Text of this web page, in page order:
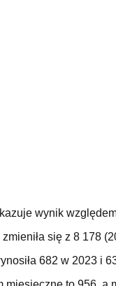
wynik
się z 8 178
682 w 2023 i